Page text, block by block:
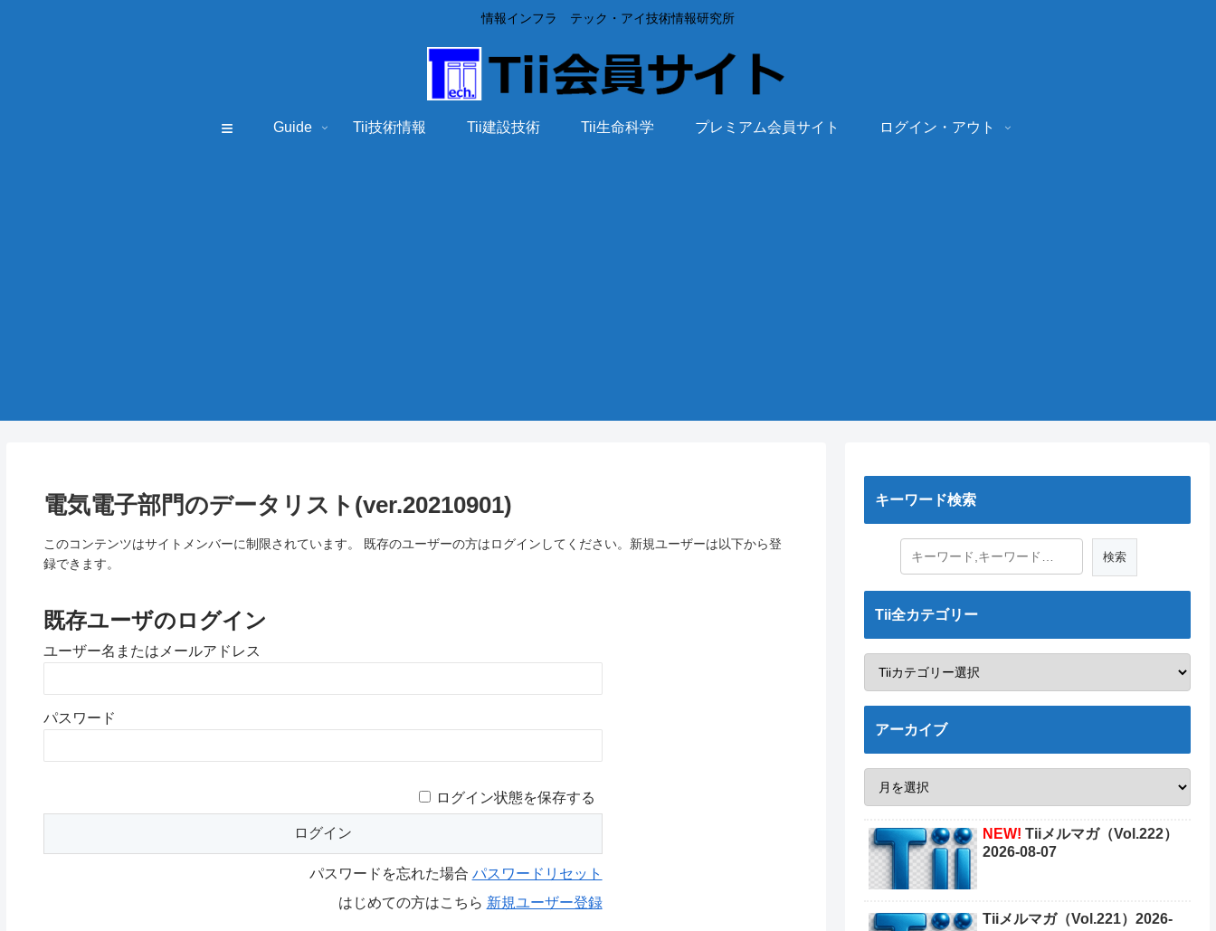
情報インフラ テック・アイ技術情報研究所
≡ Guide Tii技術情報 Tii建設技術 Tii生命科学 プレミアム会員サイト ログイン・アウト
電気電子部門のデータリスト(ver.20210901)
このコンテンツはサイトメンバーに制限されています。 既存のユーザーの方はログインしてください。新規ユーザーは以下から登
録できます。
既存ユーザのログイン
ユーザー名またはメールアドレス
パスワード
ログイン状態を保存する
パスワードを忘れた場合 パスワードリセット
はじめての方はこちら 新規ユーザー登録
キーワード検索
Tii全カテゴリー
アーカイブ
NEW!Tiiメルマガ（Vol.222）
2026-08-07
Tiiメルマガ（Vol.221）2026-